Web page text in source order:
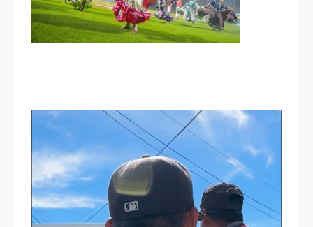
Reproductor
vídeo